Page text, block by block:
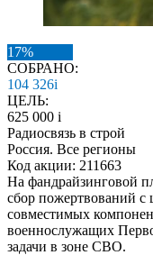
17%
СОБРАНО:
104 326i
ЦЕЛЬ:
625 000 i
Радиосвязь в строй
Россия. Все регионы
Код акции: 211663
На фандрайзинговой
сбор пожертвований с
совместимых
военнослужащих
задачи в зоне СВО.